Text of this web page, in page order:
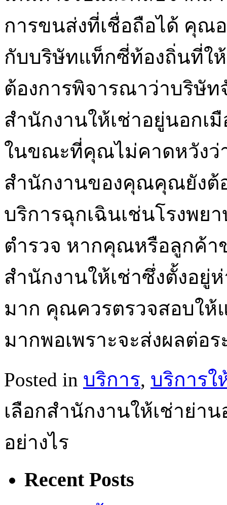
การขนส่งที่เชื่อถือได้ คุณ
กับบริษัทแท็กซี่ท้องถิ่นที่
ต้องการพิจารณาว่าบริษัท
สำนักงานให้เช่าอยู่นอกเ
ในขณะที่คุณไม่คาดหวังว่
สำนักงานของคุณคุณยังต้
บริการฉุกเฉินเช่นโรงพย
ตำรวจ หากคุณหรือลูกค้
สำนักงานให้เช่าซึ่งตั้งอยู่
มาก คุณควรตรวจสอบให้
มากพอเพราะจะส่งผลต่อ
Posted in บริการ, บริการใ
เลือกสำนักงานให้เช่าย่
อย่างไร
Recent Posts